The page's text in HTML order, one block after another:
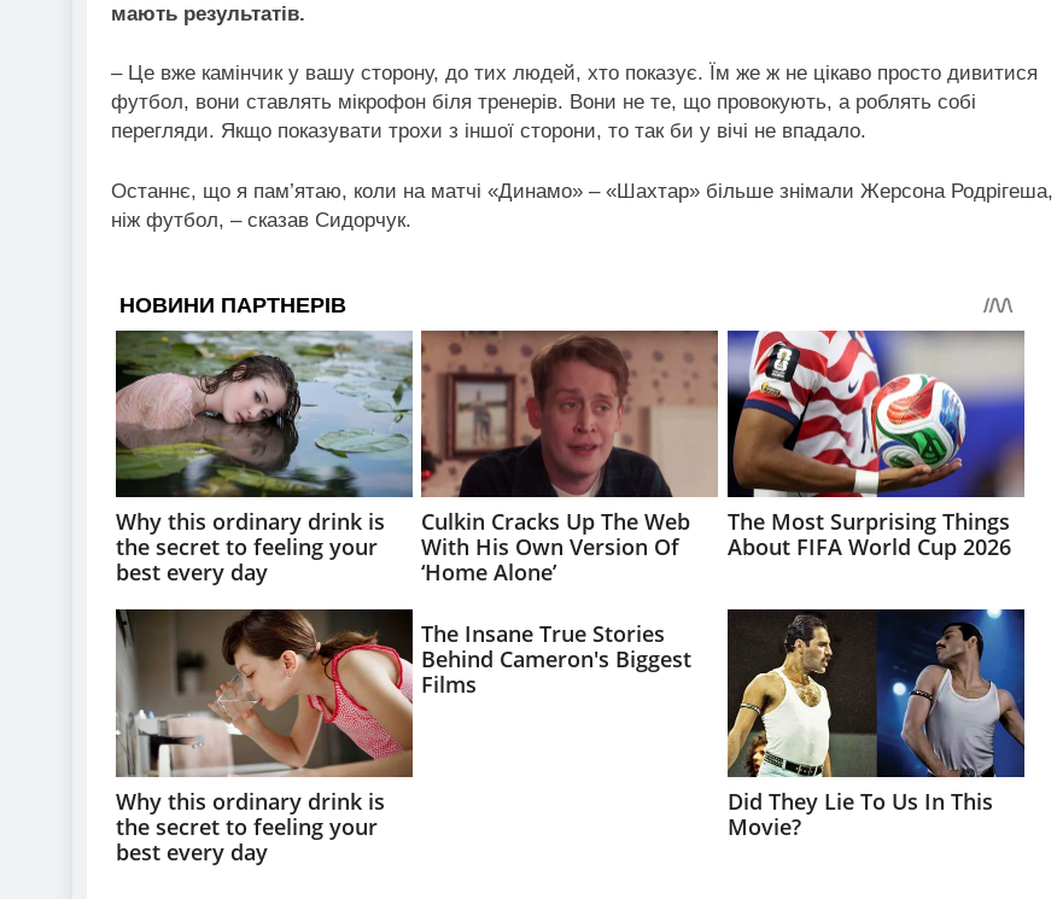
мають результатів.
– Це вже камінчик у вашу сторону, до тих людей, хто показує. Їм же ж не цікаво просто дивитися
футбол, вони ставлять мікрофон біля тренерів. Вони не те, що провокують, а роблять собі
перегляди. Якщо показувати трохи з іншої сторони, то так би у вічі не впадало.
Останнє, що я пам’ятаю, коли на матчі «Динамо» – «Шахтар» більше знімали Жерсона Родрігеша,
ніж футбол, – сказав Сидорчук.